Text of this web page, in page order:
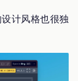
计风格也很独